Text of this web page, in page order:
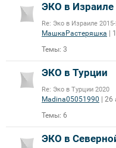
ЭКО в Израиле
Re: Эко в Израиле
МашкаРастеряшка |
Темы: 3
ЭКО в Турции
Re: Эко в Турции 2020
Madina05051990 |
Темы: 6
ЭКО в